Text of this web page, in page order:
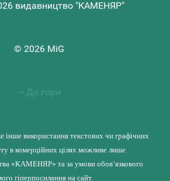
видавництво "КАМЕНЯР"
© 2026 MiG
До гори
інше використання текстових чи графічних
в комерційних цілях можливе лише
«КАМЕНЯР» та за умови обов’язкового
гіперпосилання на сайт.